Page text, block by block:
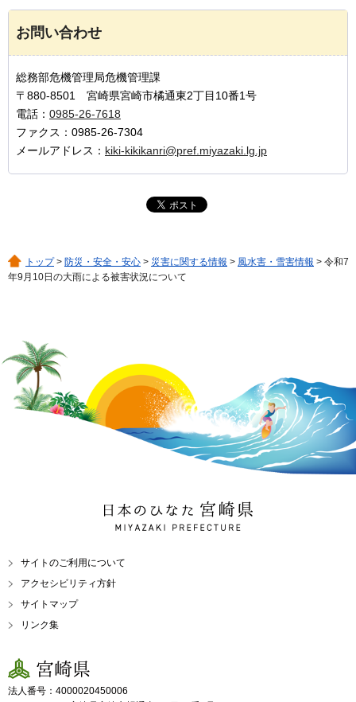
お問い合わせ
総務部危機管理局危機管理課
〒880-8501 宮崎県宮崎市橘通東2丁目10番1号
電話： 0985-26-7618
ファクス：0985-26-7304
メールアドレス： kiki-kikikanri@pref.miyazaki.lg.jp
トップ> 防災・安全・安心 > 災害に関する情報 > 風水害・雪害情報 > 令和7
年9月10日の大雨による被害状況について
日本のひなた 宮崎県
MIYAZAKI PREFECTURE
サイトのご利用について
アクセシビリティ方針
サイトマップ
リンク集
宮崎県
法人番号：4000020450006